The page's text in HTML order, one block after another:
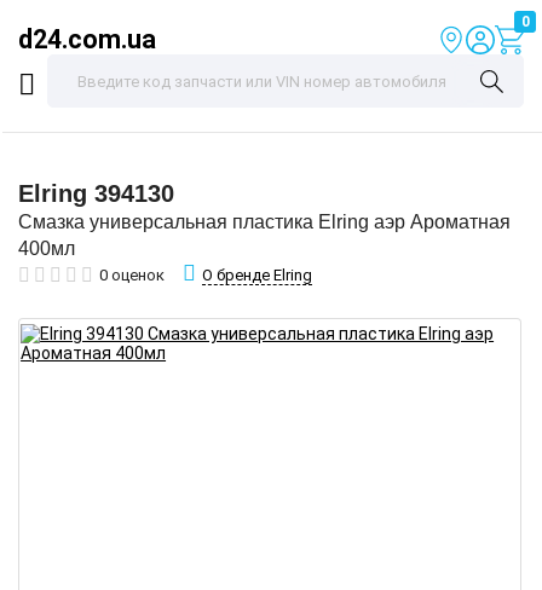
d24.com.ua
0
Elring 394130
Смазка универсальная пластика Elring аэр Ароматная
400мл
0 оценок О бренде Elring